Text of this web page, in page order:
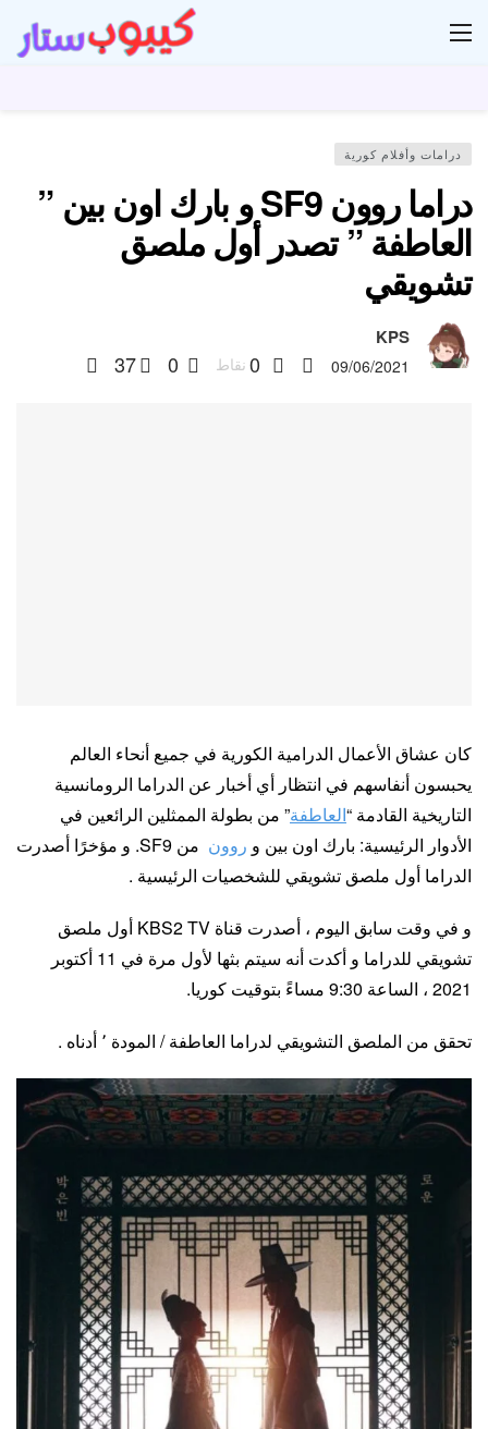
درامات وأفلام كورية
دراما روون SF9 و بارك اون بين ”
العاطفة ” تصدر أول ملصق
تشويقي
KPS
09/06/2021
0 نقاط 0
37
كان عشاق الأعمال الدرامية الكورية في جميع أنحاء العالم
يحبسون أنفاسهم في انتظار أي أخبار عن الدراما الرومانسية
التاريخية القادمة “العاطفة” من بطولة الممثلين الرائعين في
الأدوار الرئيسية: بارك اون بين و روون
من SF9. و مؤخرًا أصدرت
الدراما أول ملصق تشويقي للشخصيات الرئيسية .
و في وقت سابق اليوم ، أصدرت قناة KBS2 TV أول ملصق
تشويقي للدراما و أكدت أنه سيتم بثها لأول مرة في 11 أكتوبر
2021 ، الساعة 9:30 مساءً بتوقيت كوريا.
تحقق من الملصق التشويقي لدراما العاطفة / المودة ٬ أدناه .